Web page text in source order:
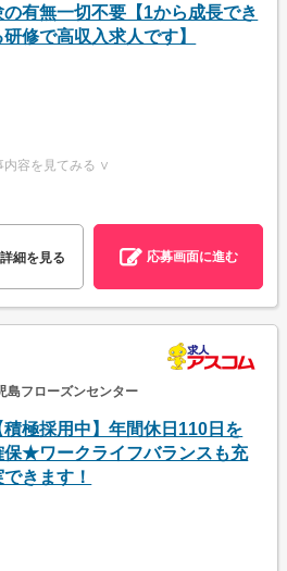
の有無一切不要【1から成長でき
研修で高収入求人です】
内容を見てみる ∨
詳細を見る 応募画面に進む
島フローズンセンター
積極採用中】年間休日110日を
保★ワークライフバランスも充
できます！